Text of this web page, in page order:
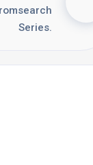
Series.